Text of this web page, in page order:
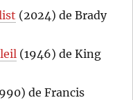
(2024) de Brady
(1946) de King
de Francis